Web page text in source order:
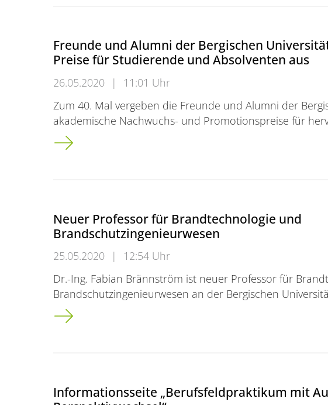
Freunde und Alumni der Bergischen
Preise für Studierende und Absolventen aus
26.05.2020 |
11:01 Uhr
Zum 40. Mal vergeben die Freunde und Alumni der
akademische Nachwuchs- und Promotionspreise für
Freunde und Alumni der Bergischen Universität
Neuer Professor für Brandtechnologie und
Brandschutzingenieurwesen
25.05.2020 |
12:54 Uhr
Dr.-Ing. Fabian Brännström ist neuer Professor für
Brandschutzingenieurwesen an der Bergischen
Neuer Professor für Brandtechnologie und
Informationsseite „Berufsfeldpraktikum mit